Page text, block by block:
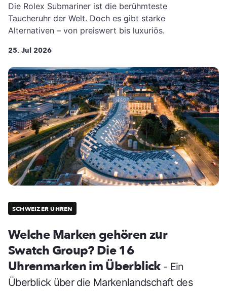
Die Rolex Submariner ist die berühmteste
Taucheruhr der Welt. Doch es gibt starke
Alternativen – von preiswert bis luxuriös.
25. Jul 2026
SCHWEIZER UHREN
Welche Marken gehören zur
Swatch Group? Die 16
Uhrenmarken im Überblick - Ein
Überblick über die Markenlandschaft des